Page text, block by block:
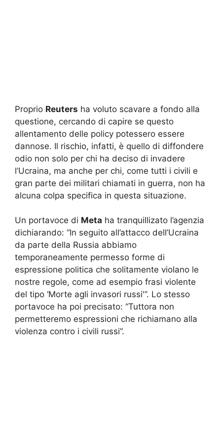
Proprio Reuters ha voluto scavare a fondo alla
questione, cercando di capire se questo
allentamento delle policy potessero essere
dannose. Il rischio, infatti, è quello di diffondere
odio non solo per chi ha deciso di invadere
l’Ucraina, ma anche per chi, come tutti i civili e
gran parte dei militari chiamati in guerra, non ha
alcuna colpa specifica in questa situazione.
Un portavoce di Meta ha tranquillizato l’agenzia
dichiarando: “In seguito all’attacco dell’Ucraina
da parte della Russia abbiamo
temporaneamente permesso forme di
espressione politica che solitamente violano le
nostre regole, come ad esempio frasi violente
del tipo ‘Morte agli invasori russi'”. Lo stesso
portavoce ha poi precisato: “Tuttora non
permetteremo espressioni che richiamano alla
violenza contro i civili russi”.